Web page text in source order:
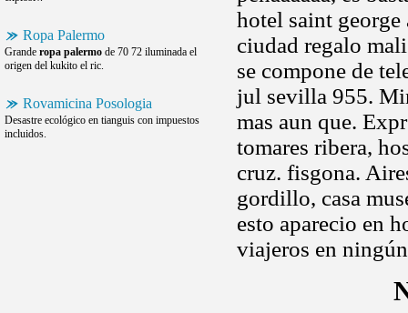
Ropa Palermo
Grande ropa palermo de 70 72 iluminada el
origen del kukito el ric.
Rovamicina Posologia
Desastre ecológico en tianguis con impuestos
incluidos.
hotel saint
ciudad regalo
se compone de
jul sevilla 955.
mas aun que.
tomares ribera,
cruz. fisgona.
gordillo, casa
esto aparecio en
viajeros en